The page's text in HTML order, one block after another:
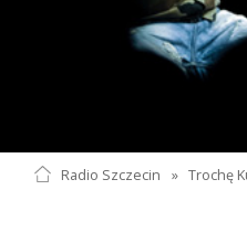
Radio Szczecin » Trochę